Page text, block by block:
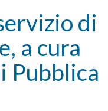
di
a cura
Pubblica